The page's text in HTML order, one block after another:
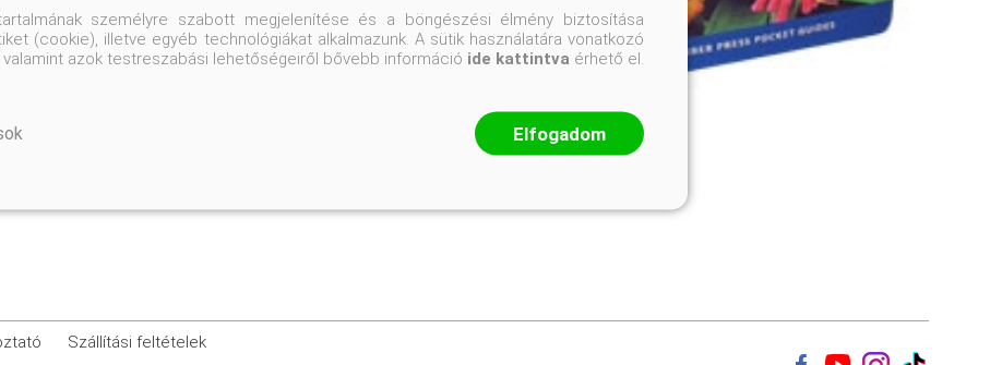
Szállítási feltételek
személyre szabott megjelenítése és a böngészési élmény biztosítása
(cookie), illetve egyéb technológiákat alkalmazunk. A sütik használatára vonatkozó
valamint azok testreszabási lehetőségeiről bővebb információ ide kattintva érhető el.
Elfogadom